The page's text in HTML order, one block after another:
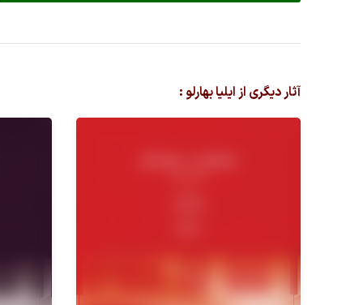
آثار دیگری از ایلیا بهارلو :